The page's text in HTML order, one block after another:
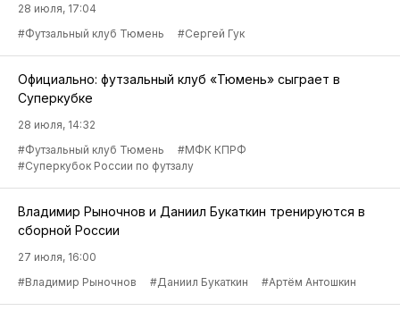
28 июля, 17:04
#Футзальный клуб Тюмень
#Сергей Гук
Официально: футзальный клуб «Тюмень» сыграет в
Суперкубке
28 июля, 14:32
#Футзальный клуб Тюмень
#МФК КПРФ
#Суперкубок России по футзалу
Владимир Рыночнов и Даниил Букаткин тренируются в
сборной России
27 июля, 16:00
#Владимир Рыночнов
#Даниил Букаткин #Артём Антошкин